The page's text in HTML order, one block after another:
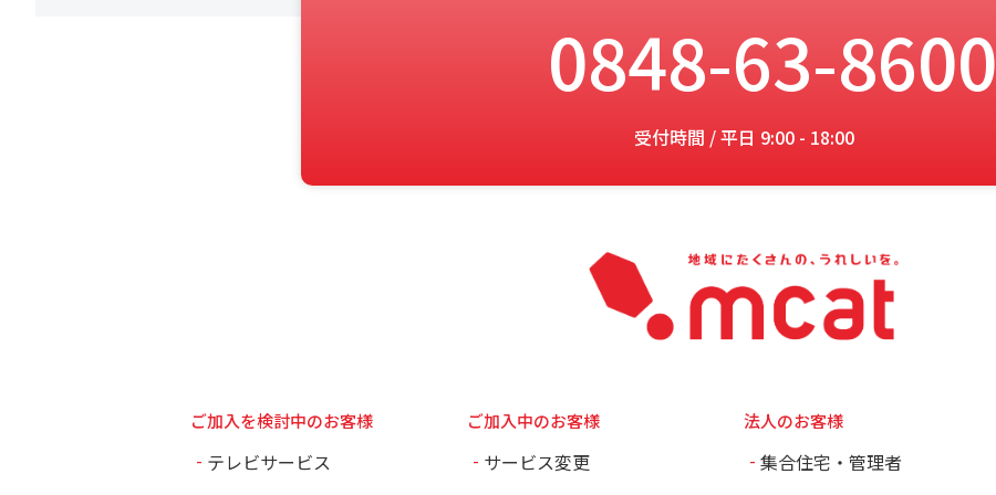
0848-63-8600
受付時間 / 平日 9:00 - 18:00
ご加入を検討中のお客様
テレビサービス
ご加入中のお客様
サービス変更
法人のお客様
集合住宅・管理者